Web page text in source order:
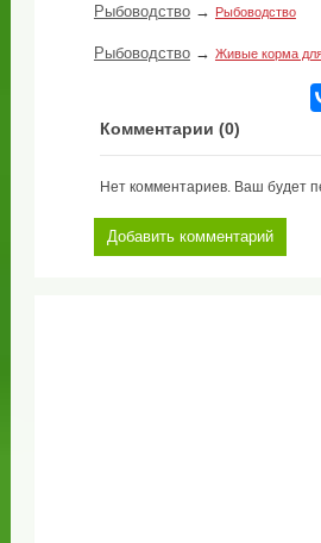
Рыбоводство→ Рыбоводство
Рыбоводство→ Живые корма
Комментарии (0)
Нет комментариев. Ваш будет
Добавить комментарий